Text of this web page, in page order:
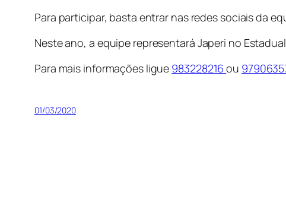
Para participar, basta entrar nas redes sociais da
Neste ano, a equipe representará Japeri no
Para mais informações ligue 983228216ou
01/03/2020